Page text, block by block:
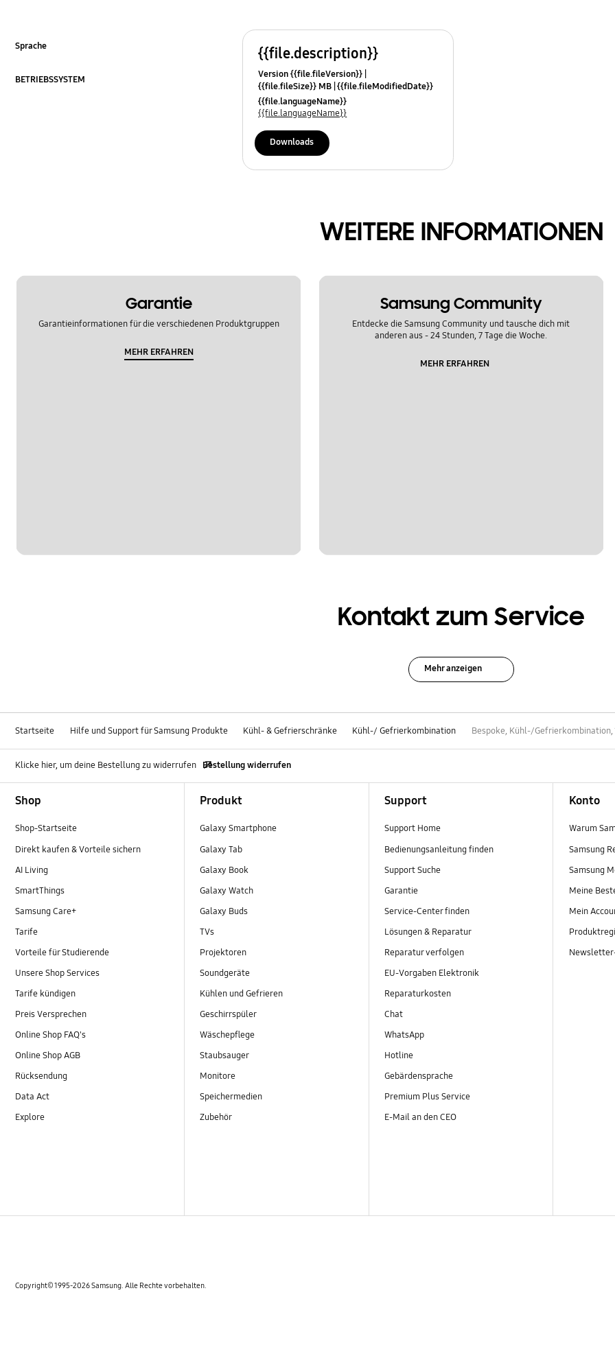
Installation & Inbetriebnahme
Kühlung
Sprache
BETRIEBSSYSTEM
{{file.description}}
Version {{file.fileVersion}}
{{file.fileSize}} MB {{file.fileModifiedDate}}
{{file.osNames}}
{{file.languageName}}
{{file.languageName}}
Downloads
WEITERE INFORMATIONEN
Garantie
Garantieinformationen für die verschiedenen Produktgruppen
MEHR ERFAHREN
Samsung Community
Entdecke die Samsung Community und tausche dich mit
anderen aus - 24 Stunden, 7 Tage die Woche.
MEHR ERFAHREN
Kontakt zum Service
Mehr anzeigen
Startseite Hilfe und Support für Samsung Produkte Kühl- & Gefrierschränke Kühl-/ Gefrierkombination Bespoke, Kühl-/
Klicke hier, um deine Bestellung zu widerrufen Bestellung widerrufen
Shop
Shop-Startseite
Direkt kaufen & Vorteile sichern
AI Living
SmartThings
Samsung Care+
Tarife
Vorteile für Studierende
Unsere Shop Services
Tarife kündigen
Preis Versprechen
Online Shop FAQ's
Online Shop AGB
Rücksendung
Data Act
Explore
Produkt
Galaxy Smartphone
Galaxy Tab
Galaxy Book
Galaxy Watch
Galaxy Buds
TVs
Projektoren
Soundgeräte
Kühlen und Gefrieren
Geschirrspüler
Wäschepflege
Staubsauger
Monitore
Speichermedien
Zubehör
Support
Support Home
Bedienungsanleitung finden
Support Suche
Garantie
Service-Center finden
Lösungen & Reparatur
Reparatur verfolgen
EU-Vorgaben Elektronik
Reparaturkosten
Chat
WhatsApp
Hotline
Gebärdensprache
Premium Plus Service
E-Mail an den CEO
Konto
Warum
Samsung
Samsung
Meine
Mein
Copyright© 1995-2026 Samsung. Alle Rechte vorbehalten.